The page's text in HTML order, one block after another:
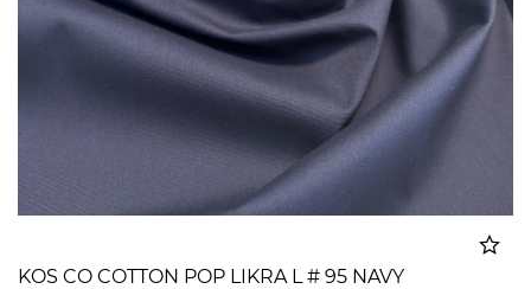
KOS CO COTTON POP LIKRA L # 95 NAVY